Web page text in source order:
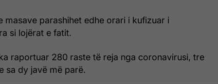
masave parashihet edhe orari i kufizuar i
si lojërat e fatit.
raportuar 280 raste të reja nga coronavirusi, tre
sa dy javë më parë.